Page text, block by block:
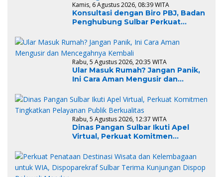
Kamis, 6 Agustus 2026, 08:39 WITA
Konsultasi dengan Biro PBJ, Badan
Penghubung Sulbar Perkuat
Rabu, 5 Agustus 2026, 20:35 WITA
Ular Masuk Rumah? Jangan Panik,
Ini Cara Aman Mengusir dan
Rabu, 5 Agustus 2026, 12:37 WITA
Dinas Pangan Sulbar Ikuti Apel
Virtual, Perkuat Komitmen
Berkualitas